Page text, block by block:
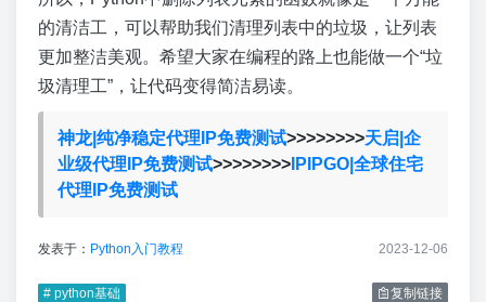
的清洁工，可以帮助我们清理列表中的垃圾，让列表
更加整洁美观。希望大家在编程的路上也能做一个“垃
圾清理工”，让代码变得简洁易读。
神龙|纯净稳定代理IP免费测试>>>>>>>>天启|企
业级代理IP免费测试>>>>>>>>IPIPGO|全球住宅
代理IP免费测试
发表于： Python入门教程 2023-12-06
# python基础 复制链接